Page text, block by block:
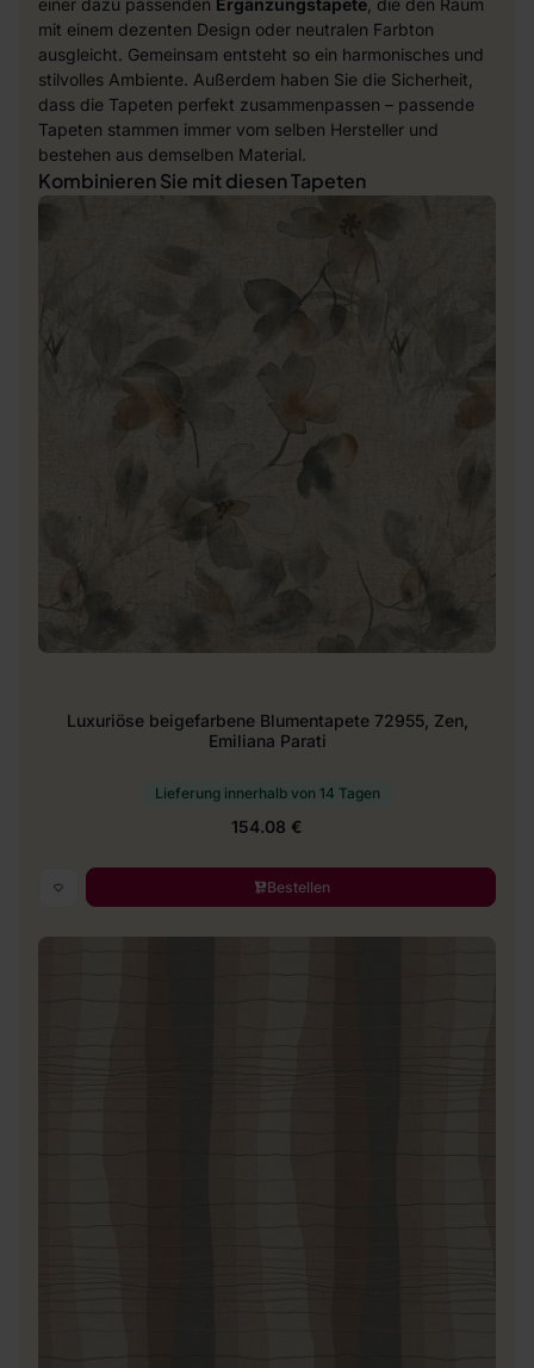
einer dazu passenden Ergänzungstapete , die den Raum
mit einem dezenten Design oder neutralen Farbton
ausgleicht. Gemeinsam entsteht so ein harmonisches und
stilvolles Ambiente. Außerdem haben Sie die Sicherheit,
dass die Tapeten perfekt zusammenpassen – passende
Tapeten stammen immer vom selben Hersteller und
bestehen aus demselben Material.
Kombinieren Sie mit diesen Tapeten
Luxuriöse beigefarbene Blumentapete 72955, Zen,
Emiliana Parati
Lieferung innerhalb von 14 Tagen
154.08 €
Bestellen